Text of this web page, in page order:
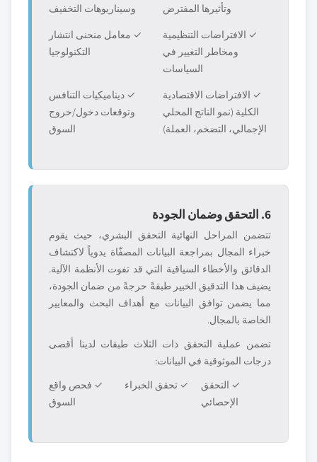
وتأثيرها المفترض وسيناريوهات التخفيف
✓ الافتراضات التنظيمية
ومخاطر التغيير في
السياسات
✓ معامل منحنى انتشار
التكنولوجيا
✓ الافتراضات الاقتصادية
الكلية (نمو الناتج المحلي
الإجمالي، التضخم، العملة)
✓ ديناميكيات التنافس
وتوقعات دخول/خروج
السوق
6. التحقق وضمان الجودة
تتضمن المراحل النهائية التحقق البشري، حيث يقوم
خبراء المجال بمراجعة البيانات المصفّاة يدوياً لاكتشاف
الدقائق والأخطاء السياقية التي قد تفوت الأنظمة الآلية.
يضيف هذا التدقيق الخبير طبقةً حرجةً من ضمان الجودة،
مما يضمن توافق البيانات مع أهداف البحث والمعايير
الخاصة بالمجال.
تضمن عملية التحقق ذات الثلاث طبقات لدينا أقصى
درجات الموثوقية في البيانات:
✓ التحقق
الإحصائي
✓ تحقق الخبراء
✓ فحص واقع
السوق